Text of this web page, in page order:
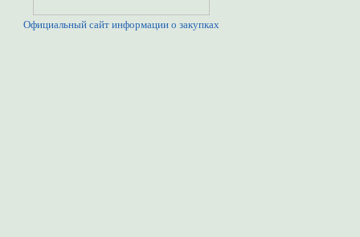
Официальный сайт информации о закупках